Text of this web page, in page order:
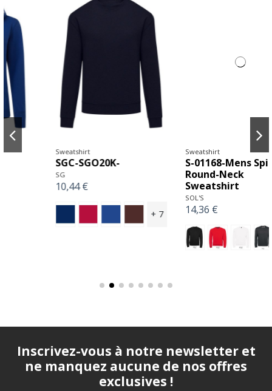
Sweatshirt
S-01168-Mens Spider
Round-Neck
Sweatshirt
14,36 €
Sweatshirt
G-SF000-Softstyle®
Midweight Fleece
Adult Crewneck
Sweatshirt
5,36 €
+ 26
Inscrivez-vous à notre newsletter et
ne manquez aucune de nos offres
exclusives !